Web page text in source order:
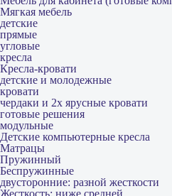
Мягкая мебель
детские
прямые
угловые
кресла
Кресла-кровати
детские и молодежные
кровати
чердаки и 2х ярусные кровати
готовые решения
модульные
Детские компьютерные кресла
Матрацы
Пружинный
Беспружинные
двусторонние: разной жесткости
Жесткость: ниже средней